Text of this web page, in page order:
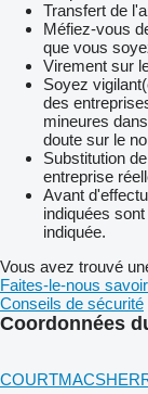
Transfert de
Méfiez-vous
que vous
Virement sur
Soyez
des
mineures
doute sur le
Substitution
entreprise
Avant
indiquées
indiquée.
Vous avez trouvé
Faites-le-nous savoir
Conseils de sécurité
Coordonnées